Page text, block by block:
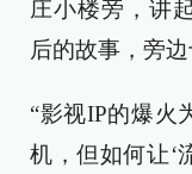
庄小楼旁，讲
后的故事，旁
“影视IP的爆火
机，但如何让‘